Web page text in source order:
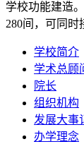
学校功能建造
280间，可同时
学校简介
学术总顾
院长
组织机构
发展大事
办学理念